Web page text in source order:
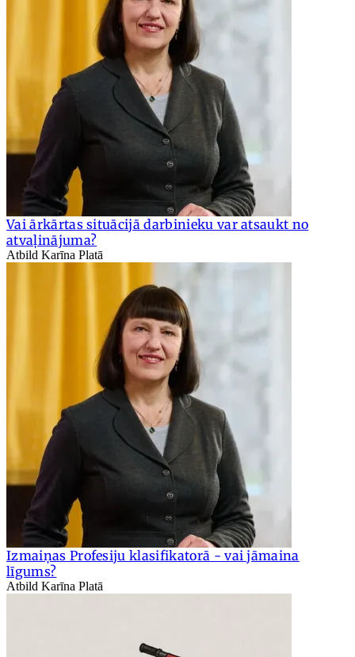
Vai ārkārtas situācijā darbinieku var atsaukt no
atvaļinājuma?
Atbild Karīna Platā
Izmaiņas Profesiju klasifikatorā - vai jāmaina
līgums?
Atbild Karīna Platā